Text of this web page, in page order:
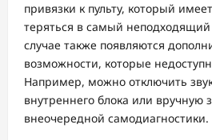
привязки к пульту, который
теряться в самый
случае также появляются
возможности, которые
Например, можно отключить
внутреннего блока или вручную
внеочередной самодиагностики.